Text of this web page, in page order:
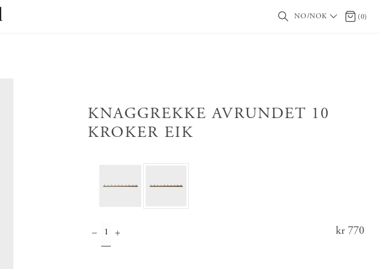
NO/NOK 0 (0)
KNAGGREKKE AVRUNDET 10
KROKER EIK
Pris:
kr 770